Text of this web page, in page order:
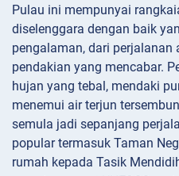
Pulau ini mempunyai
diselenggara dengan baik
pengalaman, dari
pendakian yang mencabar.
hujan yang tebal, mendaki
menemui air terjun
semula jadi sepanjang
popular termasuk Taman
rumah kepada Tasik